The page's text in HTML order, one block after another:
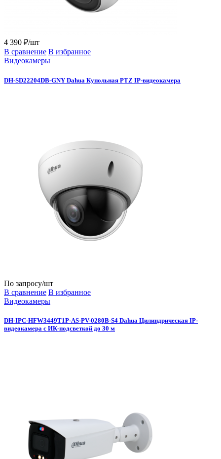
4 390 ₽/шт
В сравнение В избранное
Видеокамеры
DH-SD22204DB-GNY Dahua Купольная PTZ IP-видеокамера
По запросу/шт
В сравнение В избранное
Видеокамеры
DH-IPC-HFW3449T1P-AS-PV-0280B-S4 Dahua Цилиндрическая IP-
видеокамера с ИК-подсветкой до 30 м